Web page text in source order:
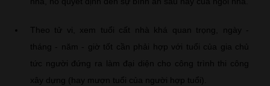
Theo tử vi, xem tuổi cất nhà khá quan trọng, ngày -
tháng - năm - giờ tốt cần phải hợp với tuổi của gia chủ
tức người đứng ra làm đại diện cho công trình thi công
xây dựng (hay mượn tuổi của người hợp tuổi).